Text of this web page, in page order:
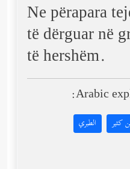
Ne përapara
të dërguar në
të hershëm.
Arabic
كثير الطبري